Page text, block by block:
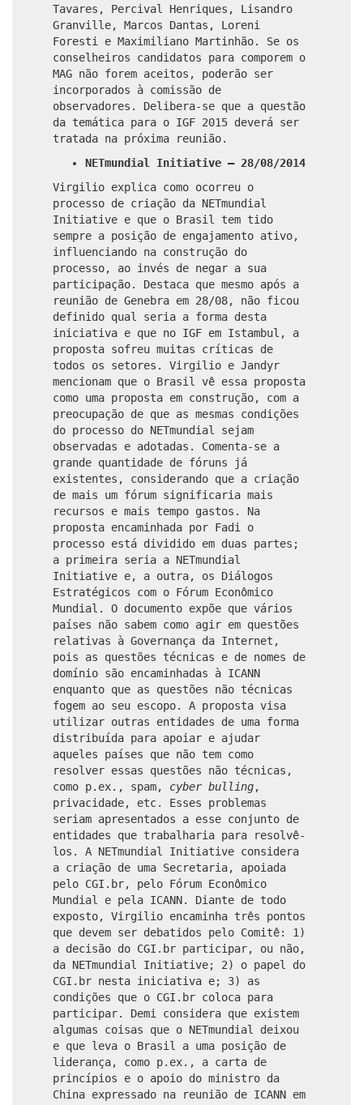
Tavares, Percival Henriques, Lisandro
Granville, Marcos Dantas, Loreni
Foresti e Maximiliano Martinhão. Se os
conselheiros candidatos para comporem o
MAG não forem aceitos, poderão ser
incorporados à comissão de
observadores. Delibera-se que a questão
da temática para o IGF 2015 deverá ser
tratada na próxima reunião.
NETmundial Initiative – 28/08/2014
Virgilio explica como ocorreu o
processo de criação da NETmundial
Initiative e que o Brasil tem tido
sempre a posição de engajamento ativo,
influenciando na construção do
processo, ao invés de negar a sua
participação. Destaca que mesmo após a
reunião de Genebra em 28/08, não ficou
definido qual seria a forma desta
iniciativa e que no IGF em Istambul, a
proposta sofreu muitas críticas de
todos os setores. Virgilio e Jandyr
mencionam que o Brasil vê essa proposta
como uma proposta em construção, com a
preocupação de que as mesmas condições
do processo do NETmundial sejam
observadas e adotadas. Comenta-se a
grande quantidade de fóruns já
existentes, considerando que a criação
de mais um fórum significaria mais
recursos e mais tempo gastos. Na
proposta encaminhada por Fadi o
processo está dividido em duas partes;
a primeira seria a NETmundial
Initiative e, a outra, os Diálogos
Estratégicos com o Fórum Econômico
Mundial. O documento expõe que vários
países não sabem como agir em questões
relativas à Governança da Internet,
pois as questões técnicas e de nomes de
domínio são encaminhadas à ICANN
enquanto que as questões não técnicas
fogem ao seu escopo. A proposta visa
utilizar outras entidades de uma forma
distribuída para apoiar e ajudar
aqueles países que não tem como
resolver essas questões não técnicas,
como p.ex., spam, cyber bulling,
privacidade, etc. Esses problemas
seriam apresentados a esse conjunto de
entidades que trabalharia para resolvê-
los. A NETmundial Initiative considera
a criação de uma Secretaria, apoiada
pelo CGI.br, pelo Fórum Econômico
Mundial e pela ICANN. Diante de todo
exposto, Virgilio encaminha três pontos
que devem ser debatidos pelo Comitê: 1)
a decisão do CGI.br participar, ou não,
da NETmundial Initiative; 2) o papel do
CGI.br nesta iniciativa e; 3) as
condições que o CGI.br coloca para
participar. Demi considera que existem
algumas coisas que o NETmundial deixou
e que leva o Brasil a uma posição de
liderança, como p.ex., a carta de
princípios e o apoio do ministro da
China expressado na reunião de ICANN em